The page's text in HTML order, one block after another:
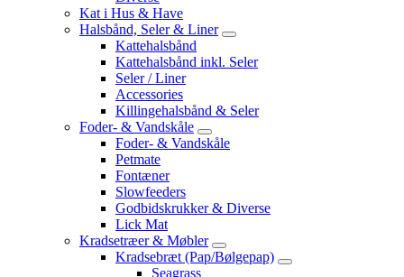
Kat i Hus & Have
Halsbånd, Seler & Liner
Kattehalsbånd
Kattehalsbånd inkl. Seler
Seler / Liner
Accessories
Killingehalsbånd & Seler
Foder- & Vandskåle
Foder- & Vandskåle
Petmate
Fontæner
Slowfeeders
Godbidskrukker & Diverse
Lick Mat
Kradsetræer & Møbler
Kradsebræt (Pap/Bølgepap)
Seagrass